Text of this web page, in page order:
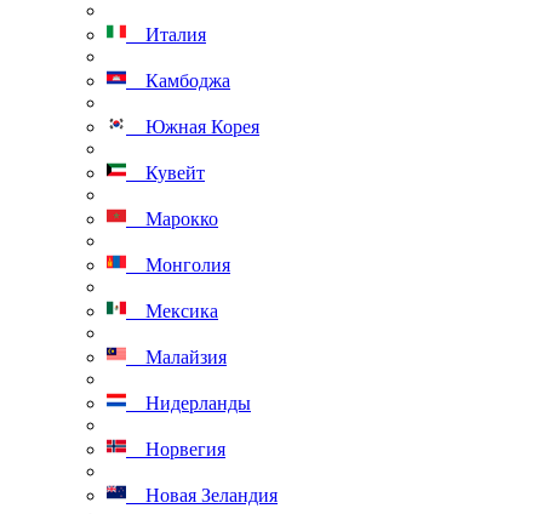
Италия
Камбоджа
Южная Корея
Кувейт
Марокко
Монголия
Мексика
Малайзия
Нидерланды
Норвегия
Новая Зеландия